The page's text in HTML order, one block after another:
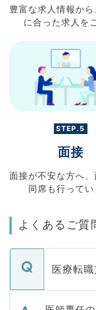
豊富な求人情報から
に合った求人を
STEP.5
面接
面接が不安な方へ、
同席も行ってい
よくあるご質
医療転